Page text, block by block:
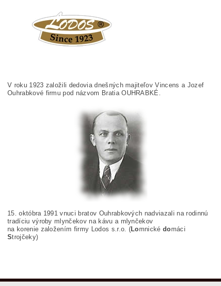
V roku 1923 založili dedovia dnešných majiteľov Vincens a Jozef
Ouhrabkové firmu pod názvom Bratia OUHRABKÉ.
15. októbra 1991 vnuci bratov Ouhrabkových nadviazali na rodinnú
tradíciu výroby mlynčekov na kávu a mlynčekov
na korenie založením firmy Lodos s.r.o. (Lomnickédomáci
Strojčeky)